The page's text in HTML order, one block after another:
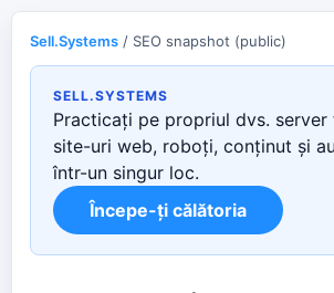
Sell.Systems / SEO snapshot (public)
SELL.SYSTEMS
Practicați pe propriul dvs. server
site-uri web, roboți, conținut și
într-un singur loc.
Începe-ți călătoria